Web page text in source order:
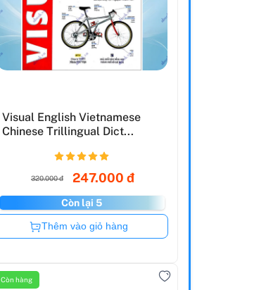
Visual English Vietnamese
Chinese Trillingual Dict...
320.000 đ 247.000 đ
Còn lại 5
Còn hàng
Thêm vào giỏ hàng
Còn hàng